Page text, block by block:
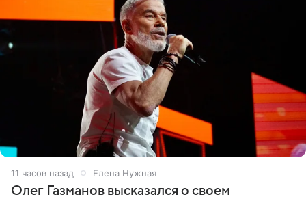
11 часов назад Елена Нужная
Олег Газманов высказался о своем